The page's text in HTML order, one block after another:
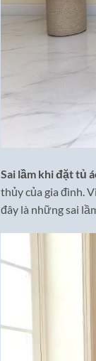
Sai lầm khi đặt tủ
thủy của gia đình.
đây là những sai